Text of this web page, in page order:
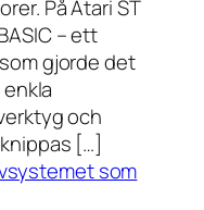
På Atari ST
– ett
gjorde det
och
[…]
som